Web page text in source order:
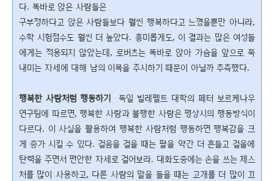
다. 똑바로 앉은 사람들은
구부정하다고 앉은 사람들보다 훨씬 행복하다고 느꼈을뿐만 아니라,
수학 시험점수도 훨씬 더 높았다. 흥미롭게도, 이 결과는 많은 여성들
에게는 적용되지 않았는데, 로버츠는 똑바로 앉아 가슴을 앞으로 쭉
내미는 자세에 대해 남의 이목을 주시하기 때문이 아닐까 추측했다.
행복한 사람처럼 행동하기 독일 빌레펠트 대학의 페터 보르케나우
연구팀에 따르면, 행복한 사람과 불행한 사람은 평상시의 행동방식이
다르다. 이 사실을 활용하여 행복한 사람처럼 행동하면 행복감을 크
게 증가 시킬 수 있다. 걸음을 걸을 때는 팔을 약간 더 흔들고 걸을에
탄력을 주면서 편안한 자세로 걸어보라. 대화도중에는 손을 쓰는 제스
처를 많이 사용하고, 다른 사람의 말을 들을 때는 고개를 더 많이 끄